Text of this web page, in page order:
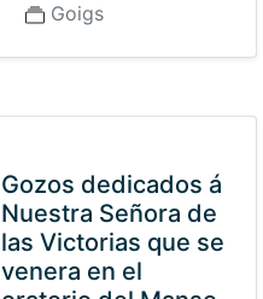
Goigs
Gozos dedicados á
Nuestra Señora de
las Victorias que se
venera en el